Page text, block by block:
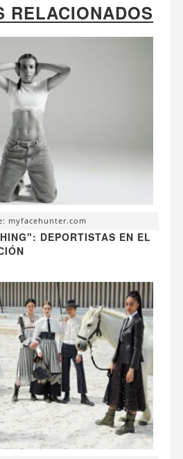
RELACIONADOS
myfacehunter.com
DEPORTISTAS EN EL